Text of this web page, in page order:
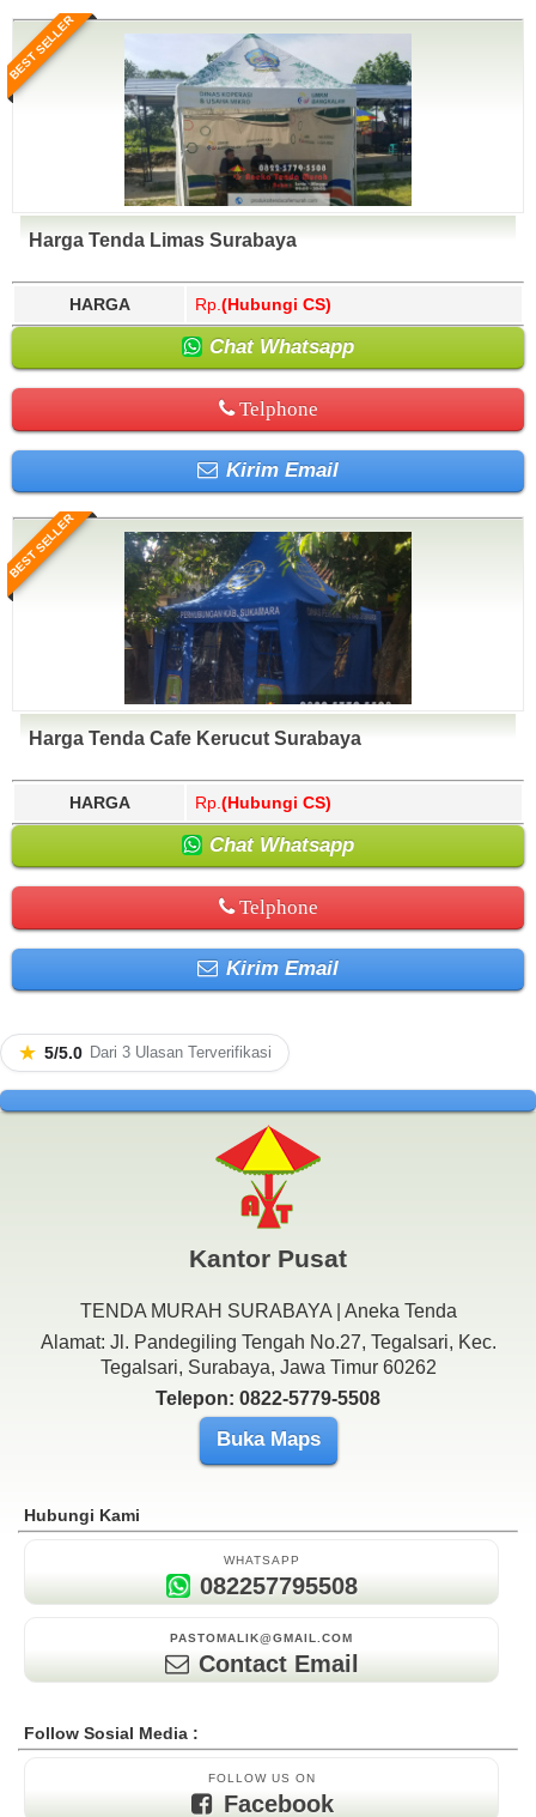
BEST SELLER
Harga Tenda Limas Surabaya
HARGA Rp. (Hubungi CS)
Chat Whatsapp
Telphone
Kirim Email
BEST SELLER
Harga Tenda Cafe Kerucut Surabaya
HARGA Rp. (Hubungi CS)
Chat Whatsapp
Telphone
Kirim Email
★ 5/5.0 Dari 3 Ulasan Terverifikasi
Kantor Pusat
TENDA MURAH SURABAYA | Aneka Tenda
Alamat: Jl. Pandegiling Tengah No.27, Tegalsari, Kec.
Tegalsari, Surabaya, Jawa Timur 60262
Telepon: 0822-5779-5508
Buka Maps
Hubungi Kami
WHATSAPP
082257795508
PASTOMALIK@GMAIL.COM
Contact Email
Follow Sosial Media :
FOLLOW US ON
Facebook